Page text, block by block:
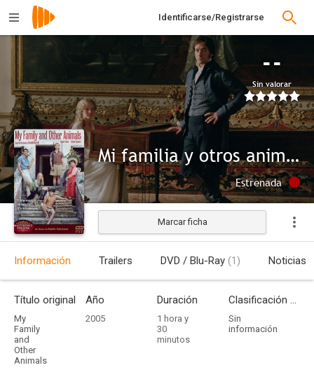
Identificarse/Registrarse
--
Sin valorar
Mi familia y otros animales
Estrenada
Marcar ficha
Información Trailers DVD / Blu-Ray (1) Noticias
Título original
My
Family
and
Other
Animals
Año
2005
Duración
1 hora y
30
minutos
Clasificación por edades
Sin
información